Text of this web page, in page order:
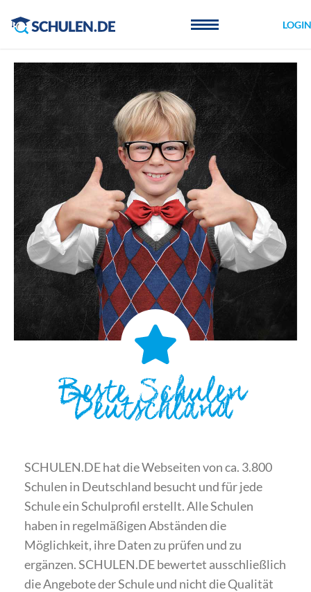
LOGIN
Beste Schulen
Deutschland
SCHULEN.DE hat die Webseiten von ca. 3.800
Schulen in Deutschland besucht und für jede
Schule ein Schulprofil erstellt. Alle Schulen
haben in regelmäßigen Abständen die
Möglichkeit, ihre Daten zu prüfen und zu
ergänzen. SCHULEN.DE bewertet ausschließlich
die Angebote der Schule und nicht die Qualität